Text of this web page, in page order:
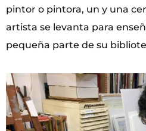
pintor o pintora, un y una
artista se levanta para
pequeña parte de su